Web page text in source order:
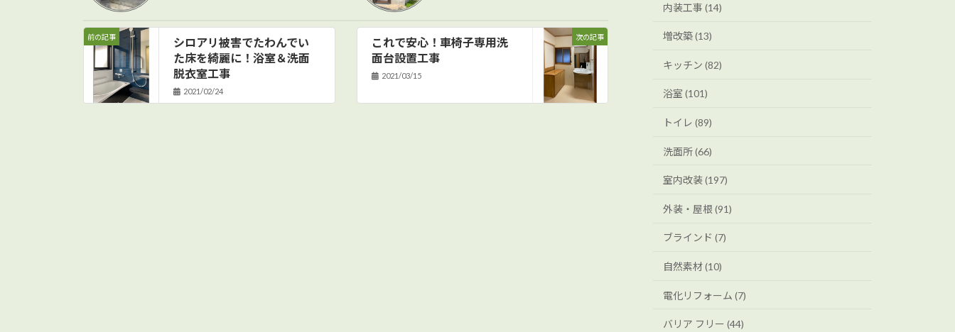
前の記事
シロアリ被害でたわんでい
た床を綺麗に！浴室＆洗面
脱衣室工事
2021/02/24
次の記事
これで安心！車椅子専用洗
面台設置工事
2021/03/15
内装工事 (14)
増改築 (13)
キッチン (82)
浴室 (101)
トイレ (89)
洗面所 (66)
室内改装 (197)
外装・屋根 (91)
ブラインド (7)
自然素材 (10)
電化リフォーム (7)
バリア フリー (44)